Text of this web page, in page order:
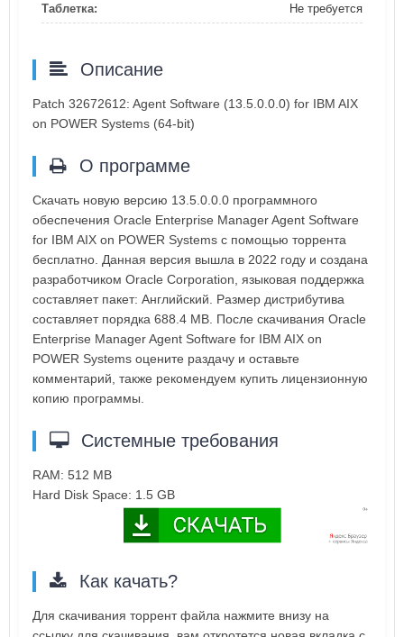
Таблетка: Не требуется
Описание
Patch 32672612: Agent Software (13.5.0.0.0) for IBM AIX
on POWER Systems (64-bit)
О программе
Скачать новую версию 13.5.0.0.0 программного
обеспечения Oracle Enterprise Manager Agent Software
for IBM AIX on POWER Systems с помощью торрента
бесплатно. Данная версия вышла в 2022 году и создана
разработчиком Oracle Corporation, языковая поддержка
составляет пакет: Английский. Размер дистрибутива
составляет порядка 688.4 MB. После скачивания Oracle
Enterprise Manager Agent Software for IBM AIX on
POWER Systems оцените раздачу и оставьте
комментарий, также рекомендуем купить лицензионную
копию программы.
Системные требования
RAM: 512 MB
Hard Disk Space: 1.5 GB
Как качать?
Для скачивания торрент файла нажмите внизу на